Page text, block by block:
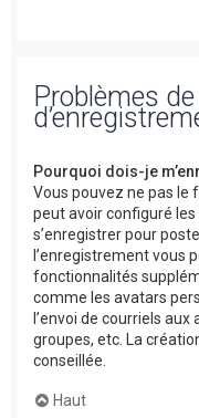
Problèmes
Pourquoi dois-je
Vous pouvez ne pas le
peut avoir configuré
s’enregistrer pour
l’enregistrement vous
fonctionnalités
comme les avatars
l’envoi de courriels
groupes, etc. La
conseillée.
Haut